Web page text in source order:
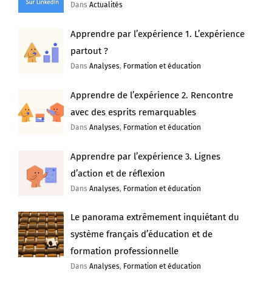
DansActualités
Apprendre par l’expérience 1. L’expérience
partout ?
DansAnalyses, Formation et éducation
Apprendre de l’expérience 2. Rencontre
avec des esprits remarquables
DansAnalyses, Formation et éducation
Apprendre par l’expérience 3. Lignes
d’action et de réflexion
DansAnalyses, Formation et éducation
Le panorama extrêmement inquiétant du
système français d’éducation et de
formation professionnelle
DansAnalyses, Formation et éducation